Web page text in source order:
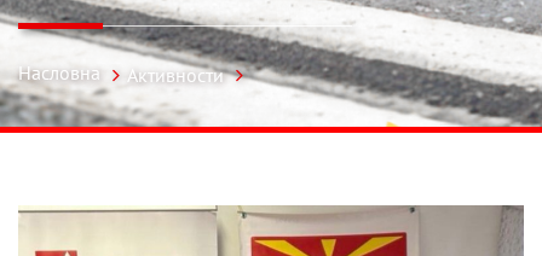
Насловна Активности